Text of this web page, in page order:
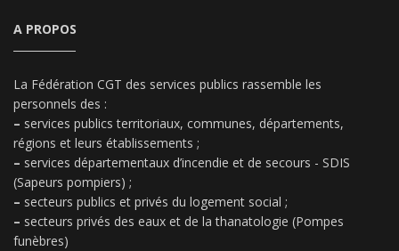
A PROPOS
La Fédération CGT des services publics rassemble les
personnels des :
– services publics territoriaux, communes, départements,
régions et leurs établissements ;
– services départementaux d’incendie et de secours - SDIS
(Sapeurs pompiers) ;
– secteurs publics et privés du logement social ;
– secteurs privés des eaux et de la thanatologie (Pompes
funèbres)